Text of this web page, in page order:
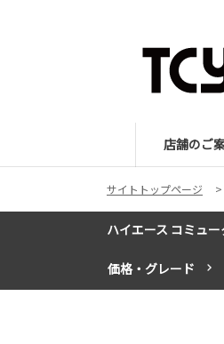
店舗のご
サイトトップページ
ハイエース コミュー
価格・グレード